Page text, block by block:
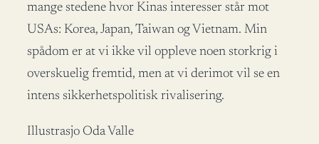
mange stedene hvor Kinas interesser står mot
USAs: Korea, Japan, Taiwan og Vietnam. Min
spådom er at vi ikke vil oppleve noen storkrig i
overskuelig fremtid, men at vi derimot vil se en
intens sikkerhetspolitisk rivalisering.
Illustrasjo Oda Valle